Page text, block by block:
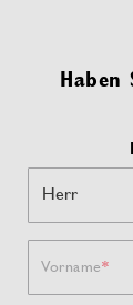
Haben
Vorname